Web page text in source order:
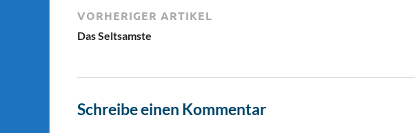
VORHERIGER ARTIKEL
Das Seltsamste
Schreibe einen Kommentar